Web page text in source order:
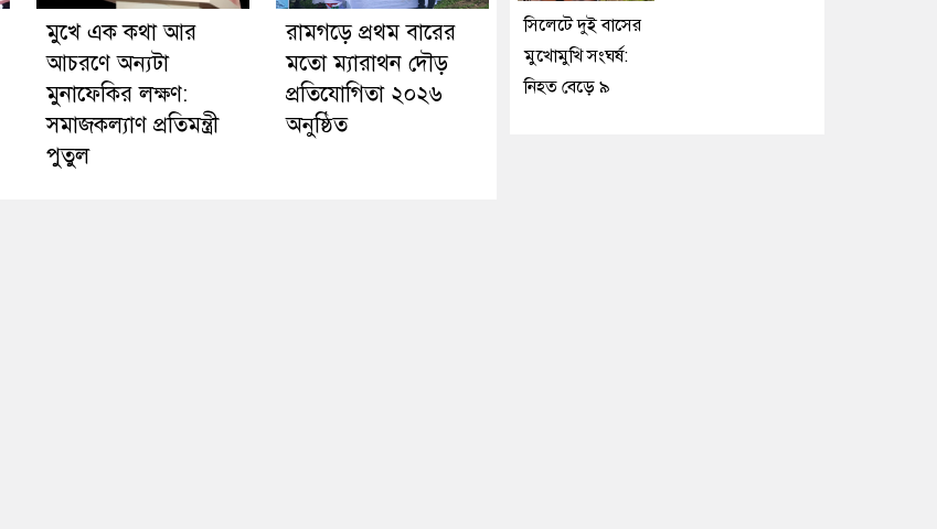
মুখে এক কথা আর
আচরণে অন্যটা
মুনাফেকির লক্ষণ:
সমাজকল্যাণ প্রতিমন্ত্রী
পুতুল
রামগড়ে প্রথম বারের
মতো ম্যারাথন দৌড়
প্রতিযোগিতা ২০২৬
অনুষ্ঠিত
সিলেটে দুই বাসের
মুখোমুখি সংঘর্ষ:
নিহত বেড়ে ৯